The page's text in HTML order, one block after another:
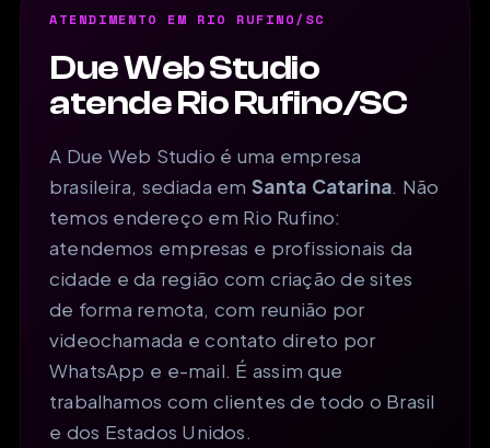
ATENDIMENTO EM RIO RUFINO/SC
Due Web Studio
atende Rio Rufino/SC
A Due Web Studio é uma empresa
brasileira, sediada emSanta Catarina. Não
temos endereço em Rio Rufino:
atendemos empresas e profissionais da
cidade e da região com criação de sites
de forma remota, com reunião por
videochamada e contato direto por
WhatsApp e e-mail. É assim que
trabalhamos com clientes de todo o Brasil
e dos Estados Unidos.